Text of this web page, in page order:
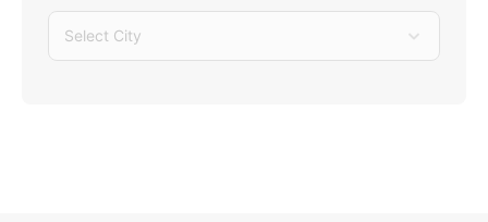
Select City